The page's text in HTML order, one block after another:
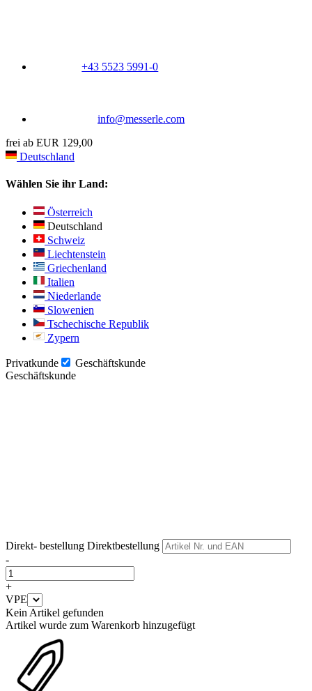
+43 5523 5991-0
info@messerle.com
frei ab EUR 129,00
Deutschland
Wählen Sie ihr Land:
Österreich
Deutschland
Schweiz
Liechtenstein
Griechenland
Italien
Niederlande
Slowenien
Tschechische Republik
Zypern
Privatkunde
Geschäftskunde
Geschäftskunde
Direkt- bestellung Direktbestellung
-
+
VPE
Kein Artikel gefunden
Artikel wurde zum Warenkorb hinzugefügt